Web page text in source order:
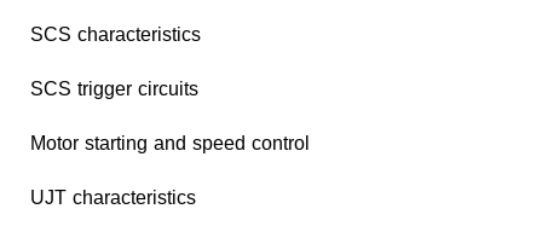
SCS characteristics
SCS trigger circuits
Motor starting and speed control
UJT characteristics